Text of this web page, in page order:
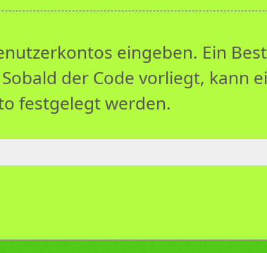
eingeben. Ein
der Code vorliegt, kann
festgelegt werden.